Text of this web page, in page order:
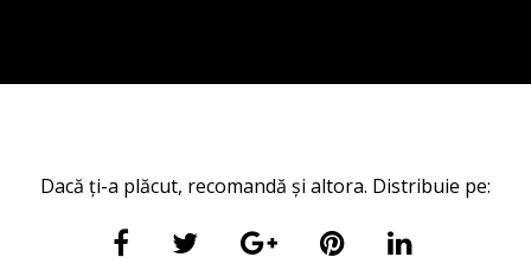
Dacă ți-a plăcut, recomandă și altora. Distribuie pe: